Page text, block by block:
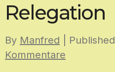
Relegation
By Manfred | Published
Kommentare